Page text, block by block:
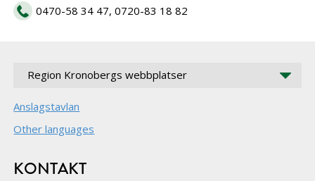
0470-58 34 47,0720-83 18 82
Region Kronobergs webbplatser
Anslagstavlan
Other languages
KONTAKT